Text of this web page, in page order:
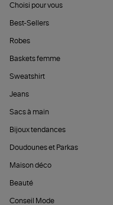
Choisi pour vous
Best-Sellers
Robes
Baskets femme
Sweatshirt
Jeans
Sacs à main
Bijoux tendances
Doudounes et Parkas
Maison déco
Beauté
Conseil Mode